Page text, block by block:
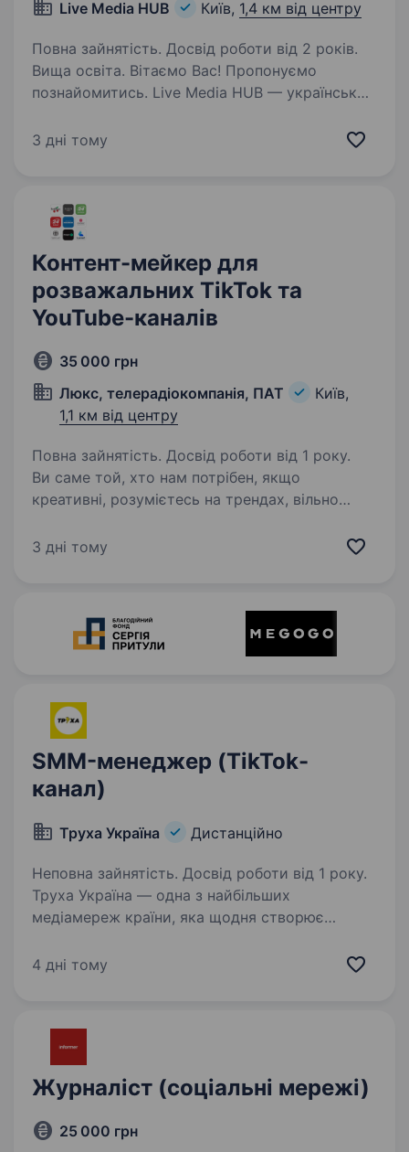
Live Media HUB Київ, 1,4 км від центру
Повна зайнятість. Досвід роботи від 2 років.
Вища освіта. Вітаємо Вас! Пропонуємо
познайомитись. Live Media HUB — український
платформи: «Новини.LIVE» — новинна
3 дні тому
Контент-мейкер для
розважальних TikTok та
YouTube-каналів
35 000 грн
Люкс, телерадіокомпанія, ПАТ
Київ,
1,1 км від центру
Повна зайнятість. Досвід роботи від 1 року.
Ви саме той, хто нам потрібен, якщо
креативні, розумієтесь на трендах, вільно
сценарії для відео Обов’язки: зйомки
3 дні тому
SMM-менеджер (TikTok-
канал)
Труха Україна Дистанційно
Неповна зайнятість. Досвід роботи від 1 року.
Труха Україна — одна з найбільших
медіамереж країни, яка щодня створює
харизматичного SMM-менеджера TikTok-
4 дні тому
Журналіст (соціальні мережі)
25 000 грн